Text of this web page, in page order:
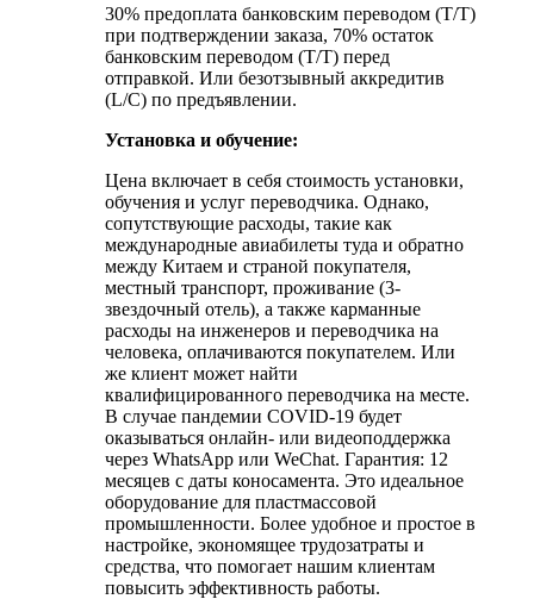
30% предоплата банковским переводом (T/T)
при подтверждении заказа, 70% остаток
банковским переводом (T/T) перед
отправкой. Или безотзывный аккредитив
(L/C) по предъявлении.
Установка и обучение:
Цена включает в себя стоимость установки,
обучения и услуг переводчика. Однако,
сопутствующие расходы, такие как
международные авиабилеты туда и обратно
между Китаем и страной покупателя,
местный транспорт, проживание (3-
звездочный отель), а также карманные
расходы на инженеров и переводчика на
человека, оплачиваются покупателем. Или
же клиент может найти
квалифицированного переводчика на месте.
В случае пандемии COVID-19 будет
оказываться онлайн- или видеоподдержка
через WhatsApp или WeChat. Гарантия: 12
месяцев с даты коносамента. Это идеальное
оборудование для пластмассовой
промышленности. Более удобное и простое в
настройке, экономящее трудозатраты и
средства, что помогает нашим клиентам
повысить эффективность работы.